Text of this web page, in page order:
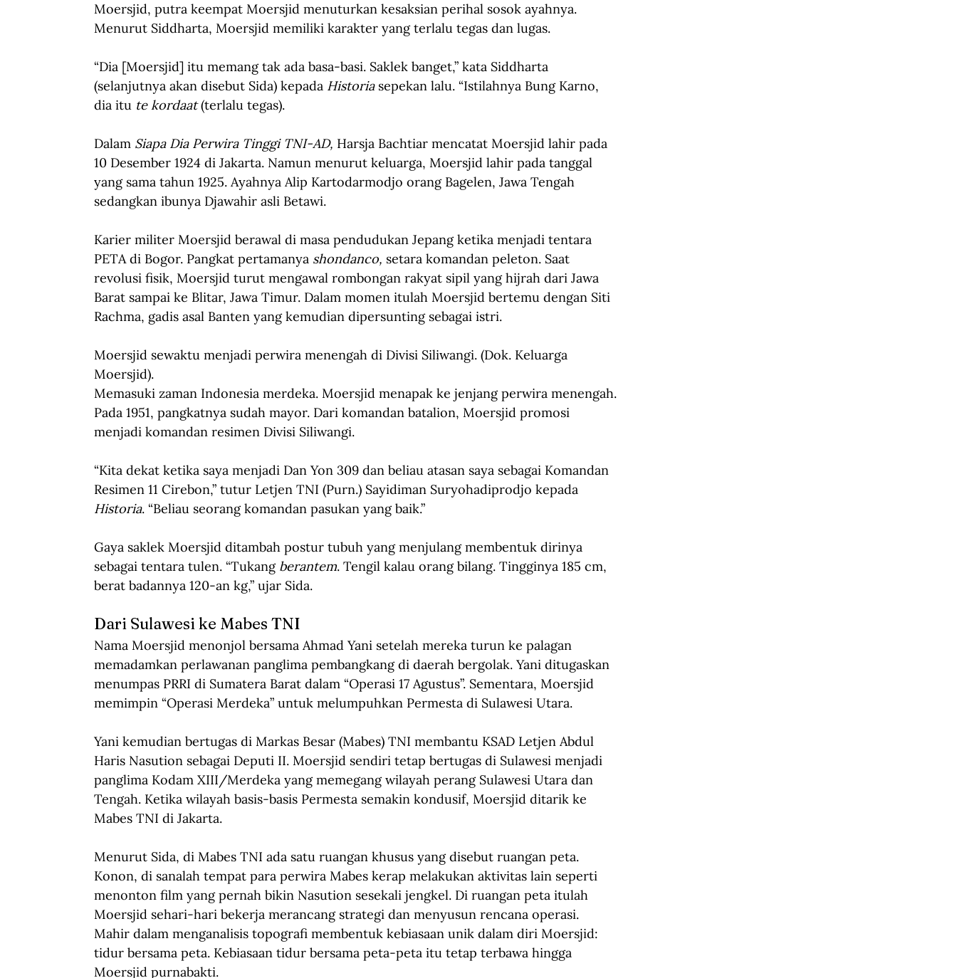
Moersjid, putra keempat Moersjid menuturkan kesaksian perihal sosok ayahnya.
Menurut Siddharta, Moersjid memiliki karakter yang terlalu tegas dan lugas.
“Dia [Moersjid] itu memang tak ada basa-basi. Saklek banget,” kata Siddharta
(selanjutnya akan disebut Sida) kepada Historia sepekan lalu. “Istilahnya Bung Karno,
dia itu te kordaat (terlalu tegas).
Dalam Siapa Dia Perwira Tinggi TNI-AD, Harsja Bachtiar mencatat Moersjid lahir pada
10 Desember 1924 di Jakarta. Namun menurut keluarga, Moersjid lahir pada tanggal
yang sama tahun 1925. Ayahnya Alip Kartodarmodjo orang Bagelen, Jawa Tengah
sedangkan ibunya Djawahir asli Betawi.
Karier militer Moersjid berawal di masa pendudukan Jepang ketika menjadi tentara
PETA di Bogor. Pangkat pertamanya shondanco, setara komandan peleton. Saat
revolusi fisik, Moersjid turut mengawal rombongan rakyat sipil yang hijrah dari Jawa
Barat sampai ke Blitar, Jawa Timur. Dalam momen itulah Moersjid bertemu dengan Siti
Rachma, gadis asal Banten yang kemudian dipersunting sebagai istri.
Moersjid sewaktu menjadi perwira menengah di Divisi Siliwangi. (Dok. Keluarga
Moersjid).
Memasuki zaman Indonesia merdeka. Moersjid menapak ke jenjang perwira menengah.
Pada 1951, pangkatnya sudah mayor. Dari komandan batalion, Moersjid promosi
menjadi komandan resimen Divisi Siliwangi.
“Kita dekat ketika saya menjadi Dan Yon 309 dan beliau atasan saya sebagai Komandan
Resimen 11 Cirebon,” tutur Letjen TNI (Purn.) Sayidiman Suryohadiprodjo kepada
Historia. “Beliau seorang komandan pasukan yang baik.”
Gaya saklek Moersjid ditambah postur tubuh yang menjulang membentuk dirinya
sebagai tentara tulen. “Tukang berantem. Tengil kalau orang bilang. Tingginya 185 cm,
berat badannya 120-an kg,” ujar Sida.
Dari Sulawesi ke Mabes TNI
Nama Moersjid menonjol bersama Ahmad Yani setelah mereka turun ke palagan
memadamkan perlawanan panglima pembangkang di daerah bergolak. Yani ditugaskan
menumpas PRRI di Sumatera Barat dalam “Operasi 17 Agustus”. Sementara, Moersjid
memimpin “Operasi Merdeka” untuk melumpuhkan Permesta di Sulawesi Utara.
Yani kemudian bertugas di Markas Besar (Mabes) TNI membantu KSAD Letjen Abdul
Haris Nasution sebagai Deputi II. Moersjid sendiri tetap bertugas di Sulawesi menjadi
panglima Kodam XIII/Merdeka yang memegang wilayah perang Sulawesi Utara dan
Tengah. Ketika wilayah basis-basis Permesta semakin kondusif, Moersjid ditarik ke
Mabes TNI di Jakarta.
Menurut Sida, di Mabes TNI ada satu ruangan khusus yang disebut ruangan peta.
Konon, di sanalah tempat para perwira Mabes kerap melakukan aktivitas lain seperti
menonton film yang pernah bikin Nasution sesekali jengkel. Di ruangan peta itulah
Moersjid sehari-hari bekerja merancang strategi dan menyusun rencana operasi.
Mahir dalam menganalisis topografi membentuk kebiasaan unik dalam diri Moersjid:
tidur bersama peta. Kebiasaan tidur bersama peta-peta itu tetap terbawa hingga
Moersjid purnabakti.